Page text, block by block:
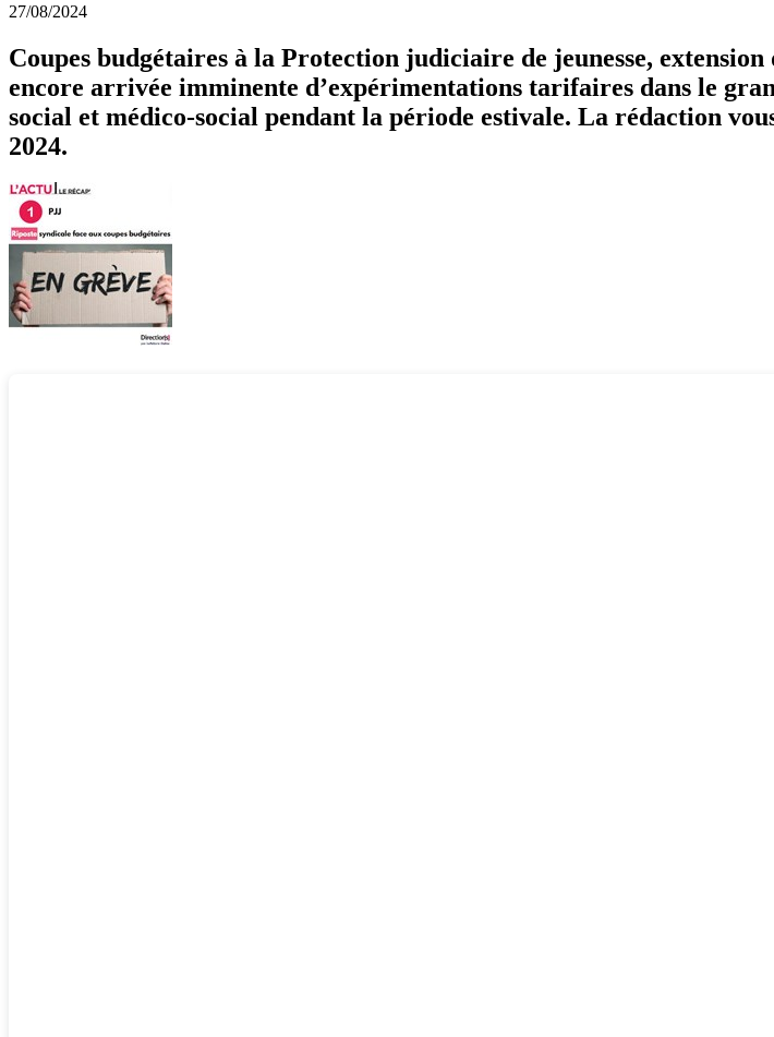
27/08/2024
Coupes budgétaires à la Protection judiciaire de jeunesse,
encore arrivée imminente d’expérimentations tarifaires dans le
social et médico-social pendant la période estivale. La rédaction
2024.